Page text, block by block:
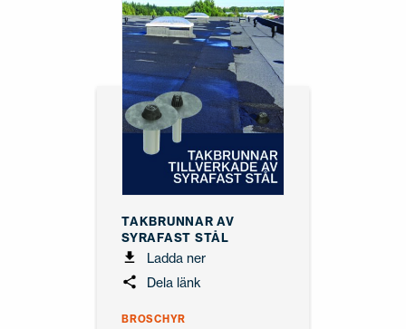
TAKBRUNNAR AV
SYRAFAST STÅL
Ladda ner
Dela länk
BROSCHYR